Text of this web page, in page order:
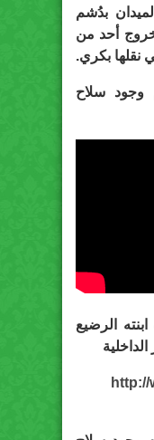
بدُشم
أحد من
نقلها بكري.
وجود سلاح
الرضيع